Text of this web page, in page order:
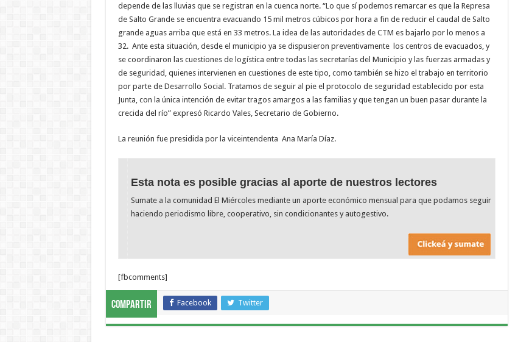
depende de las lluvias que se registran en la cuenca norte. “Lo que sí podemos remarcar es que la Represa
de Salto Grande se encuentra evacuando 15 mil metros cúbicos por hora a fin de reducir el caudal de Salto
grande aguas arriba que está en 33 metros. La idea de las autoridades de CTM es bajarlo por lo menos a
32. Ante esta situación, desde el municipio ya se dispusieron preventivamente los centros de evacuados, y
se coordinaron las cuestiones de logística entre todas las secretarías del Municipio y las fuerzas armadas y
de seguridad, quienes intervienen en cuestiones de este tipo, como también se hizo el trabajo en territorio
por parte de Desarrollo Social. Tratamos de seguir al pie el protocolo de seguridad establecido por esta
Junta, con la única intención de evitar tragos amargos a las familias y que tengan un buen pasar durante la
crecida del río” expresó Ricardo Vales, Secretario de Gobierno.
La reunión fue presidida por la viceintendenta Ana María Díaz.
Esta nota es posible gracias al aporte de nuestros lectores
Sumate a la comunidad El Miércoles mediante un aporte económico mensual para que podamos seguir
haciendo periodismo libre, cooperativo, sin condicionantes y autogestivo.
[fbcomments]
Compartir Facebook Twitter